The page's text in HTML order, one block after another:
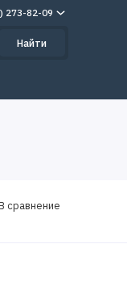
273-82-09
Найти
сравнение